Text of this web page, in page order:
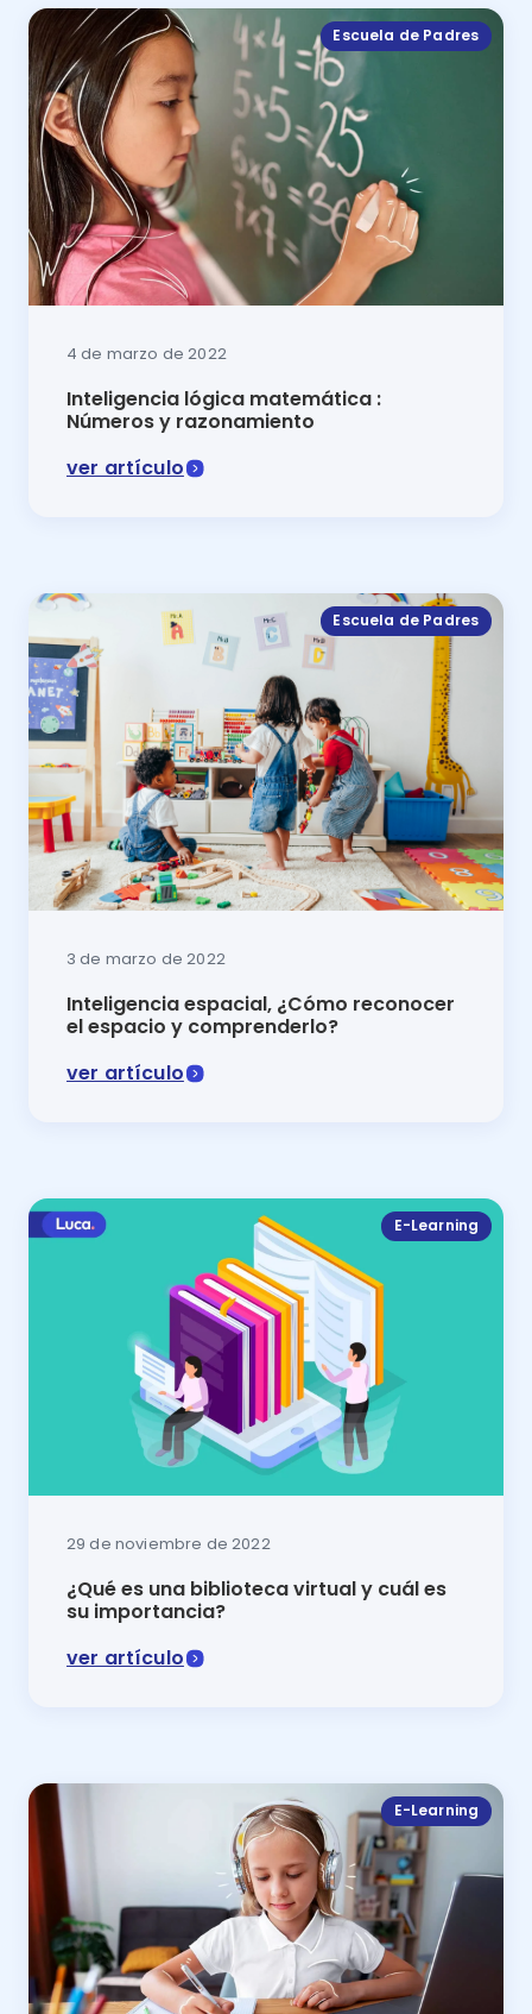
Escuela de Padres
4 de marzo de 2022
Inteligencia lógica matemática :
Números y razonamiento
ver artículo
Escuela de Padres
3 de marzo de 2022
Inteligencia espacial, ¿Cómo reconocer
el espacio y comprenderlo?
ver artículo
E-Learning
29 de noviembre de 2022
¿Qué es una biblioteca virtual y cuál es
su importancia?
ver artículo
E-Learning